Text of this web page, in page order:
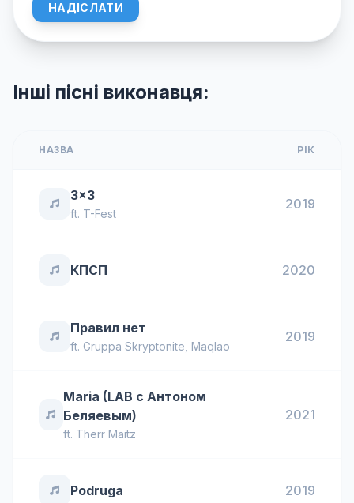
НАДІСЛАТИ
Інші пісні виконавця:
НАЗВА РІК
3x3
ft. T-Fest
2019
КПСП 2020
Правил нет
ft. Gruppa Skryptonite Maqlao
2019
Maria (LAB c Антоном
Беляевым)
ft. Therr Maitz
2021
Podruga 2019